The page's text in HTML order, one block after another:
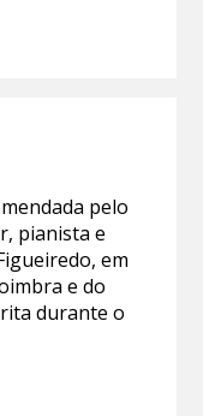
pelo
pianista e
em
e do
durante o